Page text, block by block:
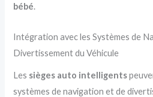
bébé.
Intégration avec les Systèmes de
Divertissement du Véhicule
Les sièges auto intelligents
systèmes de navigation et de